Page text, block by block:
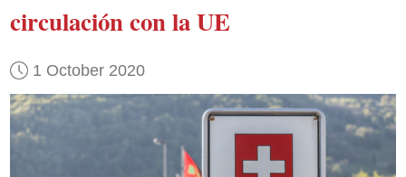
circulación con la UE
1 October 2020